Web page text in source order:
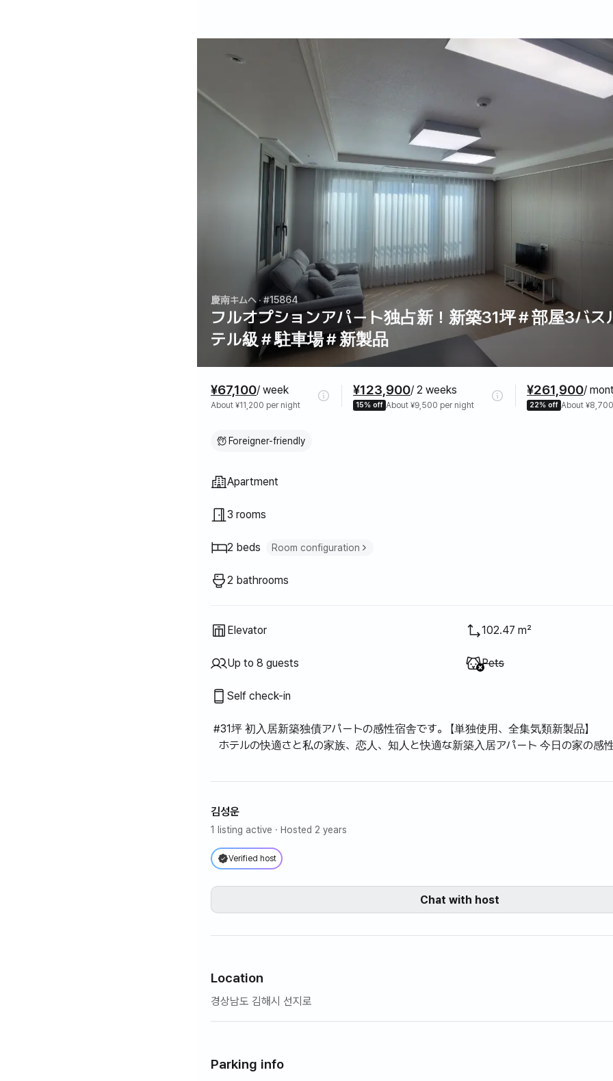
慶南キムヘ · #15864
フルオプションアパート独占新！新築31坪＃部屋3バス
テル級＃駐車場＃新製品
¥67,100/ week
About ¥11,200 per night
¥123,900/ 2 weeks
15% off About ¥9,500 per night
¥261,900/
22% off About
Foreigner-friendly
Property type
Apartment
3 rooms
2 beds Room configuration
Sofa bed 1
2 bathrooms
Elevator 102.47 m²
Up to 8 guests Unavailable
Pets
Self check-in
#31坪 初入居新築独債アパートの感性宿舎です。 【単独使用、全集気類新製品】
ホテルの快適さと私の家族、恋人、知人と快適な新築入居アパート 今日の家の感
（すべての詐欺新製品）
（電気/ガス兼用）、冷蔵庫、洗濯機、乾燥台、電気炊飯器、電気ポート、鍋＆フラ
ーテン、ブラインド、クリーナー、引き出しなどオプション提供
●●●●●●●●●●□□□□□□□□□□□□□□
必要消耗品は個人的にご用意お願い致します。
寝具類を事前にお願いします。
基本8名基準金額で、人員追加時に追加費用発生しますので、あらかじめご相談くだ
김성운
1 listing active · Hosted 2 years
Verified host
Chat with host
Location
경상남도 김해시 선지로
Parking info